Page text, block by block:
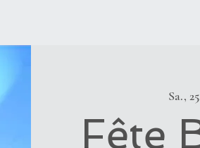
Sa.,
Fête